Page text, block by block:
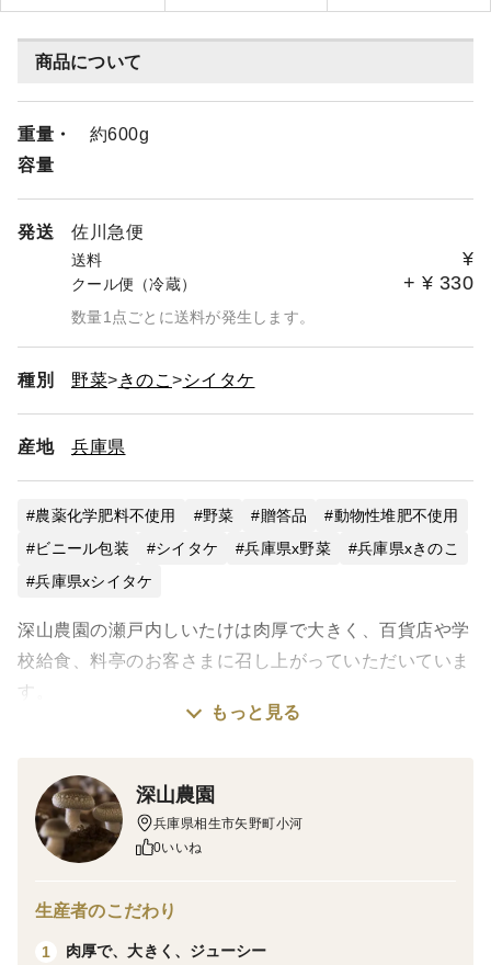
商品について
重量・
容量
約600g
発送 佐川急便
送料 ¥
クール便（冷蔵） + ¥ 330
数量1点ごとに送料が発生します。
種別 野菜 きのこ シイタケ
産地 兵庫県
農薬化学肥料不使用 野菜 贈答品
動物性堆肥不使用
ビニール包装
シイタケ 兵庫県x野菜
兵庫県xきのこ
兵庫県xシイタケ
深山農園の瀬戸内しいたけは肉厚で大きく、百貨店や学
校給食、料亭のお客さまに召し上がっていただいていま
す。
枚、200g ×3パックの600gをお届けします。
まずは、シンプルに焼いて、塩やしょうゆだけでお愉し
もっと見る
深山農園
兵庫県相生市矢野町小河
0いいね
生産者のこだわり
1 肉厚で、大きく、ジューシー